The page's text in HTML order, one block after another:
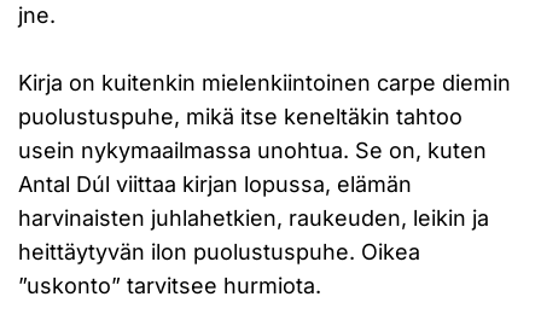
jne.
Kirja on kuitenkin mielenkiintoinen carpe diemin
puolustuspuhe, mikä itse keneltäkin tahtoo
usein nykymaailmassa unohtua. Se on, kuten
Antal Dúl viittaa kirjan lopussa, elämän
harvinaisten juhlahetkien, raukeuden, leikin ja
heittäytyvän ilon puolustuspuhe. Oikea
”uskonto” tarvitsee hurmiota.